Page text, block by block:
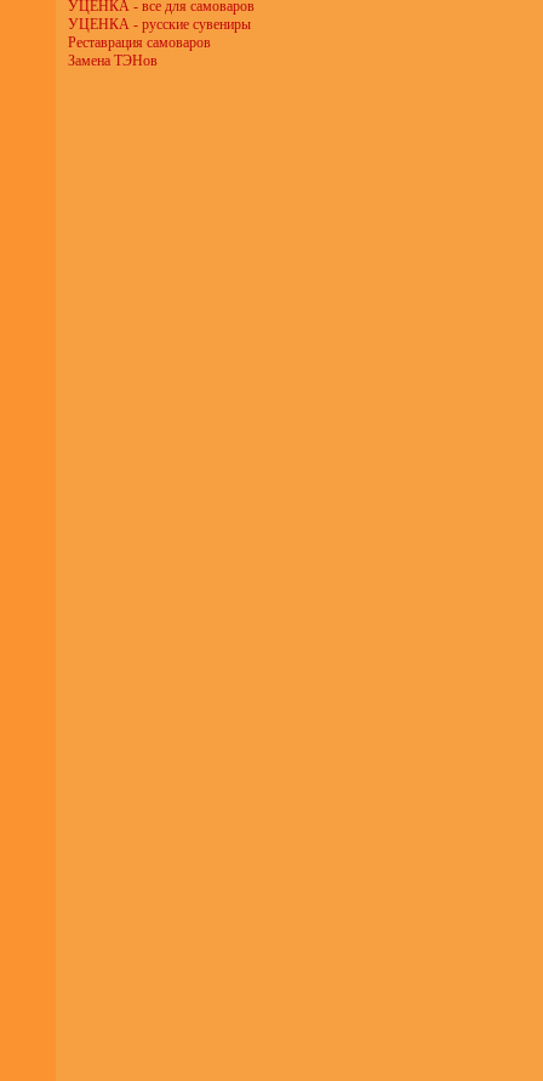
УЦЕНКА - все для самоваров
УЦЕНКА - русские сувениры
Реставрация самоваров
Замена ТЭНов